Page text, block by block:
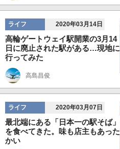
ライフ 2020年03月14日
高輪ゲートウェイ駅開業の3月14
日に廃止された駅がある…現地に
行ってみた
高島昌俊
ライフ 2020年03月07日
最北端にある「日本一の駅そば」
を食べてきた。味も店主もあった
かい